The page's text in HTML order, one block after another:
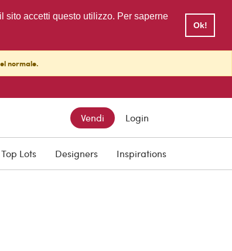
sito accetti questo utilizzo. Per saperne
Ok!
normale.
Vendi Login
Top Lots Designers Inspirations